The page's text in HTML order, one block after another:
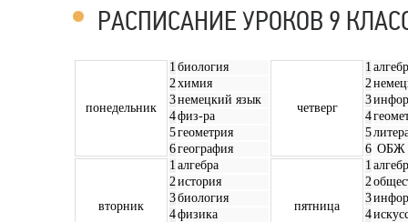
РАСПИСАНИЕ УРОКОВ 9
понедельник
1 биология
четверг
1
2химия 2
3немецкий язык 3
4физ-ра 4
5геометрия 5
6география 6 ОБЖ
вторник
1 алгебра
пятница
1
2история 2
3биология 3
4физика 4